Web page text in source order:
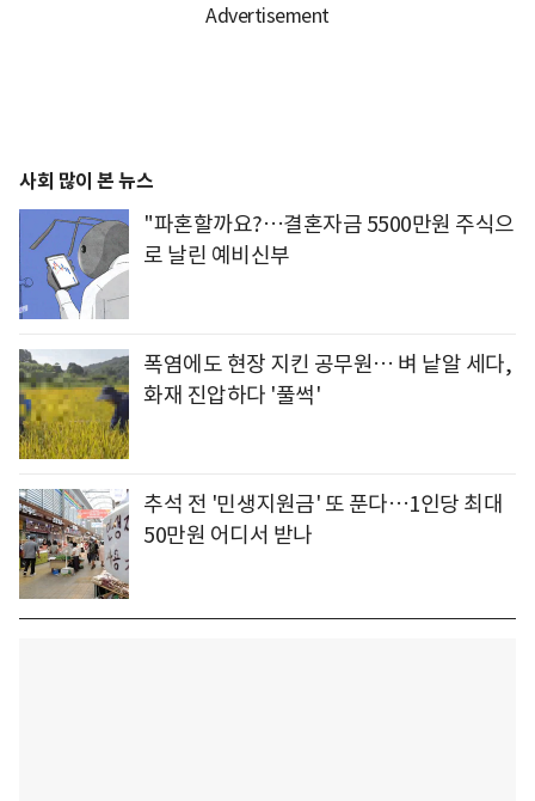
사회 많이 본 뉴스
"파혼할까요?…결혼자금 5500만원 주식으
로 날린 예비신부
폭염에도 현장 지킨 공무원… 벼 낱알 세다,
화재 진압하다 '풀썩'
추석 전 '민생지원금' 또 푼다…1인당 최대
50만원 어디서 받나